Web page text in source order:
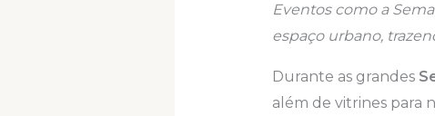
Eventos como a
espaço urbano,
Durante as grandes
além de vitrines para